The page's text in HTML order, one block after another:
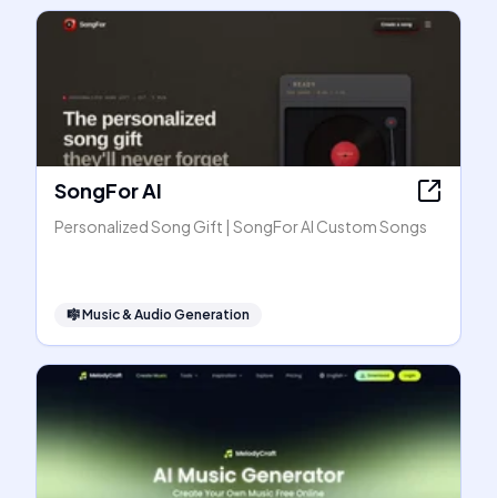
SongFor AI
Personalized Song Gift | SongFor AI Custom Songs
🎼Music & Audio Generation